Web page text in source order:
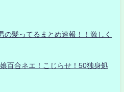
の髪ってるまとめ速報！！激しく
百合ネエ！こじらせ！50独身処